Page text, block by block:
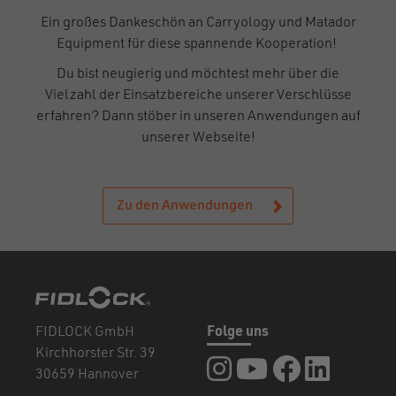
Ein großes Dankeschön an Carryology und Matador
Equipment für diese spannende Kooperation!
Du bist neugierig und möchtest mehr über die
Vielzahl der Einsatzbereiche unserer Verschlüsse
erfahren? Dann stöber in unseren Anwendungen auf
unserer Webseite!
Zu den Anwendungen
FIDLOCK GmbH
Kirchhorster Str. 39
30659 Hannover
Folge uns
FIDLOCK auf Instagram
FIDLOCK auf
FIDLOCK auf